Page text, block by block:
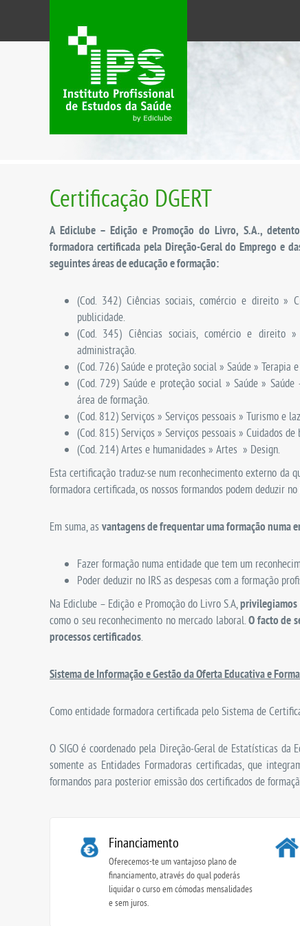
Certificação DGERT
A Ediclube – Edição e Promoção do Livro, S.A.,
formadora certificada pela Direção-Geral do Emprego e
seguintes áreas de educação e formação:
(Cod. 342) Ciências sociais, comércio e direito »
publicidade.
(Cod. 345) Ciências sociais, comércio e direito
administração.
(Cod. 726) Saúde e proteção social » Saúde » Terapia
(Cod. 729) Saúde e proteção social » Saúde »
área de formação.
(Cod. 812) Serviços » Serviços pessoais » Turismo e
(Cod. 815) Serviços » Serviços pessoais » Cuidados de
(Cod. 214) Artes e humanidades » Artes » Design.
Esta certificação traduz-se num reconhecimento externo da
formadora certificada, os nossos formandos podem deduzir
Em suma, asvantagens de frequentar uma formação numa
Fazer formação numa entidade que tem um
Poder deduzir no IRS as despesas com a formação
Na Ediclube – Edição e Promoção do Livro S.A, privilegiamos
como o seu reconhecimento no mercado laboral.O facto de
processos certificados
Sistema de Informação e Gestão da Oferta Educativa e
Como entidade formadora certificada pelo Sistema de
O SIGO é coordenado pela Direção-Geral de Estatísticas da
somente as Entidades Formadoras certificadas, que
formandos para posterior emissão dos certificados de
Financiamento
Oferecemos-te um vantajoso plano de
financiamento, através do qual poderás
liquidar o curso em cómodas mensalidades
e sem juros.